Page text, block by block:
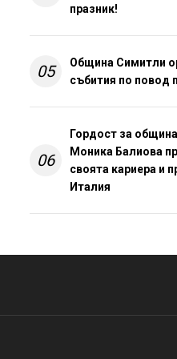
празник!
05
Община Симитли
събития по повод
06
Гордост за
Моника Балиова
своята кариера и
Италия